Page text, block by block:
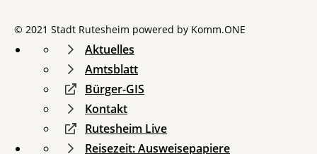
© 2021 Stadt Rutesheim powered by Komm.ONE
Aktuelles
Amtsblatt
Bürger-GIS
Kontakt
Rutesheim Live
Reisezeit: Ausweisepapiere